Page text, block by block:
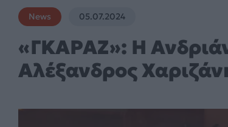
News 05.07.2024
«ΓKΑΡΑΖ»: Η
Αλέξανδρος